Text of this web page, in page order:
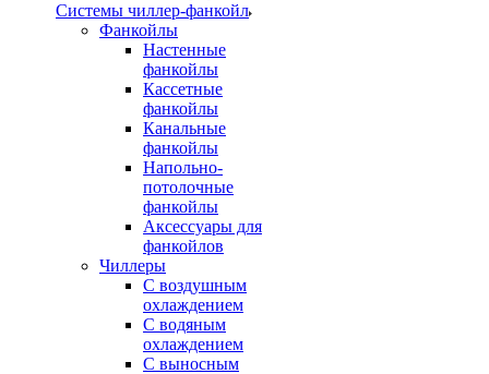
Системы чиллер-фанкойл
Фанкойлы
Настенные
фанкойлы
Кассетные
фанкойлы
Канальные
фанкойлы
Напольно-
потолочные
фанкойлы
Аксессуары для
фанкойлов
Чиллеры
С воздушным
охлаждением
С водяным
охлаждением
С выносным